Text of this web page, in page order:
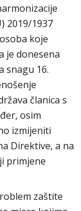
2019/1937
koje
je donesena
snagu 16.
članica s
osim
izmijeniti
Direktive, a na
primjene
zaštite